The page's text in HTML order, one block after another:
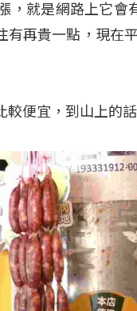
，就是網路上它會
有再貴一點，現在
便宜，到山上的